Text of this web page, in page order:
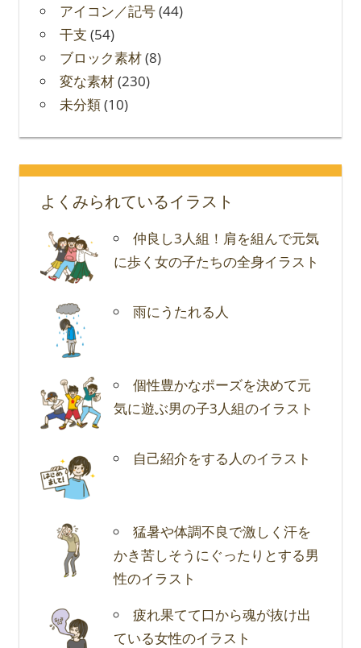
アイコン／記号(44)
干支 (54)
ブロック素材(8)
変な素材(230)
未分類(10)
よくみられているイラスト
仲良し3人組！肩を組んで元気
に歩く女の子たちの全身イラスト
雨にうたれる人
個性豊かなポーズを決めて元
気に遊ぶ男の子3人組のイラスト
自己紹介をする人のイラスト
猛暑や体調不良で激しく汗を
かき苦しそうにぐったりとする男
性のイラスト
疲れ果てて口から魂が抜け出
ている女性のイラスト